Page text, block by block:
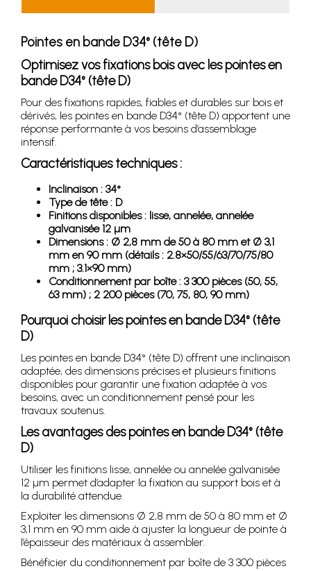
Pointes en bande D34° (tête D)
Optimisez vos fixations bois avec les pointes en
bande D34° (tête D)
Pour des fixations rapides, fiables et durables sur bois et
dérivés, les pointes en bande D34° (tête D) apportent une
réponse performante à vos besoins d’assemblage
intensif.
Caractéristiques techniques :
Inclinaison : 34°
Type de tête : D
Finitions disponibles : lisse, annelée, annelée
galvanisée 12 µm
Dimensions : Ø 2,8 mm de 50 à 80 mm et Ø 3,1
mm en 90 mm (détails : 2.8×50/55/63/70/75/80
mm ; 3.1×90 mm)
Conditionnement par boîte : 3 300 pièces (50, 55,
63 mm) ; 2 200 pièces (70, 75, 80, 90 mm)
Pourquoi choisir les pointes en bande D34° (tête
D)
Les pointes en bande D34° (tête D) offrent une inclinaison
adaptée, des dimensions précises et plusieurs finitions
disponibles pour garantir une fixation adaptée à vos
besoins, avec un conditionnement pensé pour les
travaux soutenus.
Les avantages des pointes en bande D34° (tête
D)
Utiliser les finitions lisse, annelée ou annelée galvanisée
12 µm permet d’adapter la fixation au support bois et à
la durabilité attendue.
Exploiter les dimensions Ø 2,8 mm de 50 à 80 mm et Ø
3,1 mm en 90 mm aide à ajuster la longueur de pointe à
l’épaisseur des matériaux à assembler.
Bénéficier du conditionnement par boîte de 3 300 pièces